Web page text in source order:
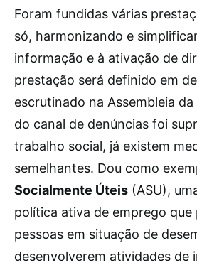
Foram fundidas várias
só, harmonizando e
informação e à ativação de
prestação será definido em
escrutinado na Assembleia da
do canal de denúncias foi
trabalho social, já existem
semelhantes. Dou como
Socialmente Úteis (ASU),
política ativa de emprego que
pessoas em situação de
desenvolverem atividades de